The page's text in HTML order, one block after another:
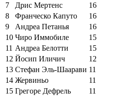
7
Дрис Мертенс
16
8
Франческо Капуто
16
9
Андреа Петанья
16
10 Чиро Иммобиле
15
11 Андреа Белотти
15
12 Йосип Иличич
12
13 Стефан Эль-Шаарави 11
14 Жервиньо
11
15 Грегоре Дефрель 11